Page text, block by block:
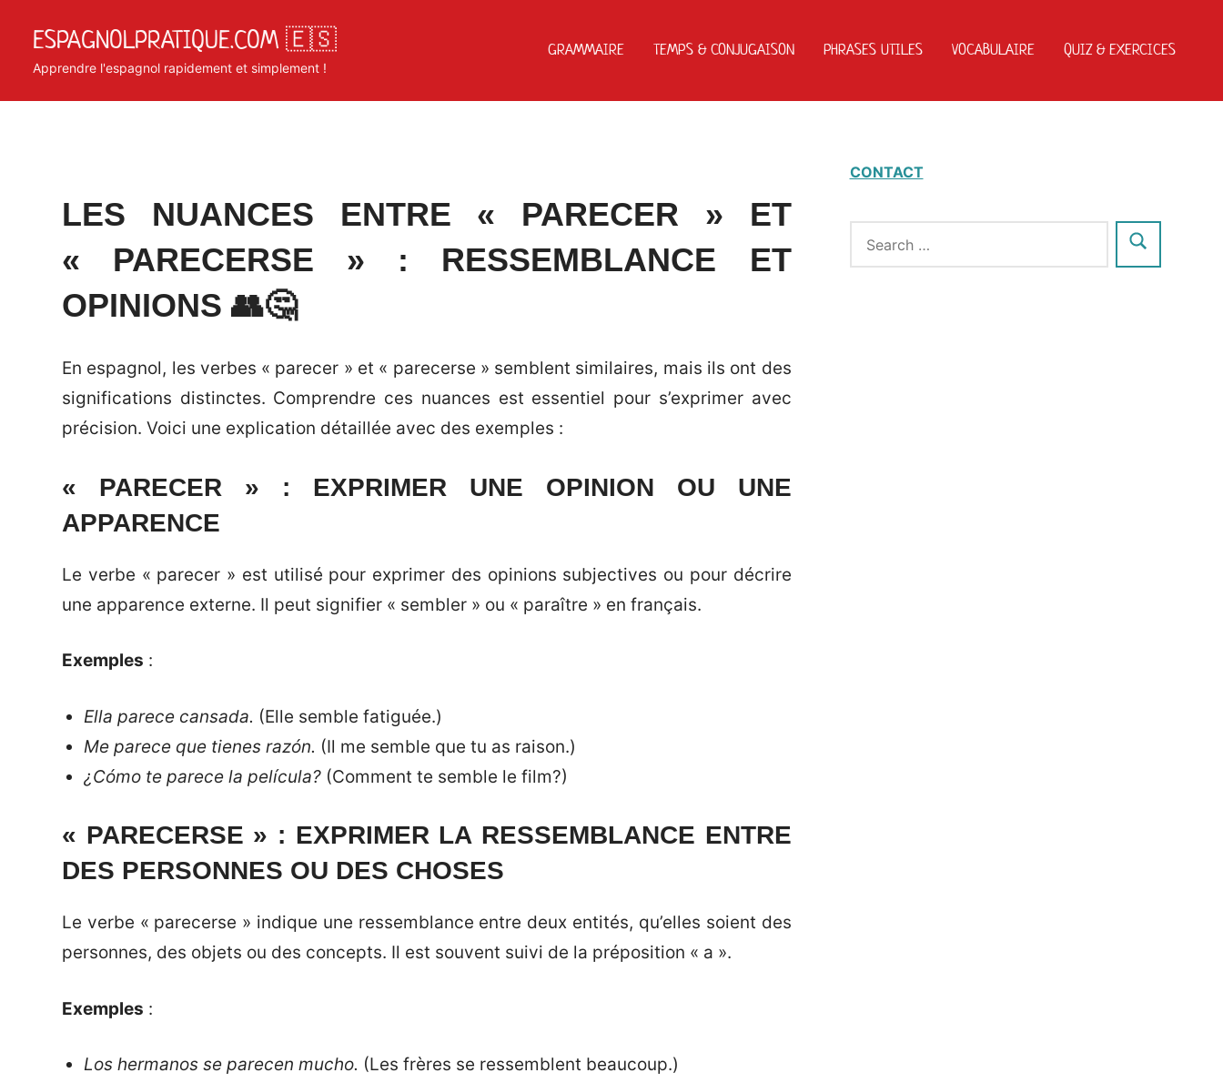
content
ESPAGNOLPRATIQUE.COM 🇪🇸
Apprendre l'espagnol rapidement et simplement !
GRAMMAIRE TEMPS & CONJUGAISON PHRASES UTILES VOCABULAIRE QUIZ & EXERCICES
Posted
on
octobre
2024
by
Matosan3142020
in
Grammaire
espagnole
LES NUANCES ENTRE « PARECER » ET
« PARECERSE » : RESSEMBLANCE ET
OPINIONS 👥🤔
En espagnol, les verbes « parecer » et « parecerse » semblent similaires, mais ils ont des
significations distinctes. Comprendre ces nuances est essentiel pour s’exprimer avec
précision. Voici une explication détaillée avec des exemples :
« PARECER » : EXPRIMER UNE OPINION OU UNE
APPARENCE
Le verbe « parecer » est utilisé pour exprimer des opinions subjectives ou pour décrire
une apparence externe. Il peut signifier « sembler » ou « paraître » en français.
Exemples :
Ella parece cansada. (Elle semble fatiguée.)
Me parece que tienes razón. (Il me semble que tu as raison.)
¿Cómo te parece la película?(Comment te semble le film?)
« PARECERSE » : EXPRIMER LA RESSEMBLANCE ENTRE
DES PERSONNES OU DES CHOSES
Le verbe « parecerse » indique une ressemblance entre deux entités, qu’elles soient des
personnes, des objets ou des concepts. Il est souvent suivi de la préposition « a ».
Exemples :
Los hermanos se parecen mucho. (Les frères se ressemblent beaucoup.)
CONTACT